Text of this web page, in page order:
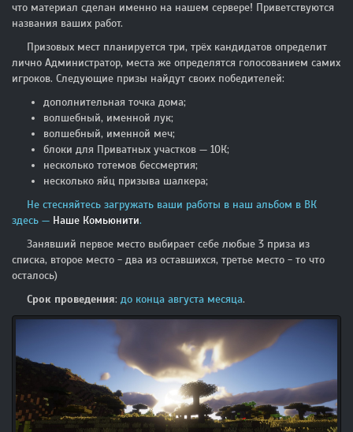
что материал сделан именно на нашем сервере! Приветствуются
названия ваших работ.
Призовых мест планируется три, трёх кандидатов определит
лично Администратор, места же определятся голосованием самих
игроков. Следующие призы найдут своих победителей:
дополнительная точка дома;
волшебный, именной лук;
волшебный, именной меч;
блоки для Приватных участков — 10К;
несколько тотемов бессмертия;
несколько яйц призыва шалкера;
Не стесняйтесь загружать ваши работы в наш альбом в ВК
здесь — Наше Комьюнити.
Занявший первое место выбирает себе любые 3 приза из
списка, второе место - два из оставшихся, третье место - то что
осталось)
Срок проведения: до конца августа месяца.